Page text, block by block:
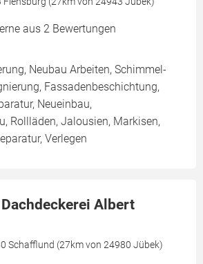
aus 2 Bewertungen
Neubau Arbeiten, Schimmel-
Fassadenbeschichtung,
Neueinbau,
Rollläden, Jalousien, Markisen,
Verlegen
Albert
Schafflund (27km von 24980 Jübek)